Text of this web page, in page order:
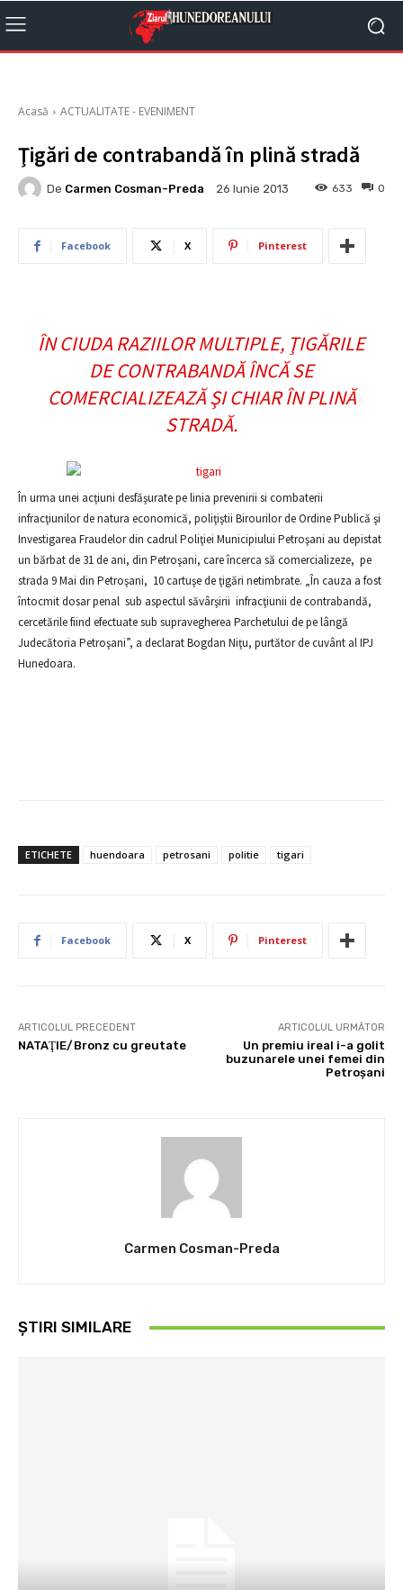
Acasă ACTUALITATE - EVENIMENT
Ţigări de contrabandă în plină stradă
De Carmen Cosman-Preda 26 Iunie 2013 0
633
Facebook X Pinterest
ÎN CIUDA RAZIILOR MULTIPLE, ŢIGĂRILE
DE CONTRABANDĂ ÎNCĂ SE
COMERCIALIZEAZĂ ŞI CHIAR ÎN PLINĂ
STRADĂ.
În urma unei acţiuni desfăşurate pe linia prevenirii si combaterii
infracţiunilor de natura economică, poliţiştii Birourilor de Ordine Publică şi
Investigarea Fraudelor din cadrul Poliţiei Municipiului Petroşani au depistat
un bărbat de 31 de ani, din Petroşani, care încerca să comercializeze, pe
strada 9 Mai din Petroşani, 10 cartuşe de ţigări netimbrate. „În cauza a fost
întocmit dosar penal sub aspectul săvârşirii infracţiunii de contrabandă,
cercetările fiind efectuate sub supravegherea Parchetului de pe lângă
Judecătoria Petroşani”, a declarat Bogdan Niţu, purtător de cuvânt al IPJ
Hunedoara.
ETICHETE huendoara petrosani politie tigari
Facebook X Pinterest
ARTICOLUL PRECEDENT
NATAŢIE/Bronz cu greutate
ARTICOLUL URMĂTOR
Un premiu ireal i-a golit
buzunarele unei femei din
Petroşani
Carmen Cosman-Preda
ȘTIRI SIMILARE